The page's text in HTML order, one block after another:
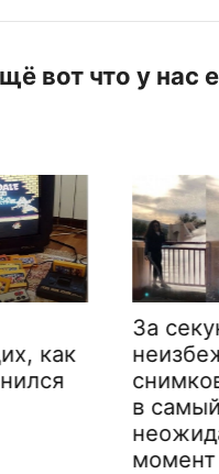
вот что у нас
10
сделанных